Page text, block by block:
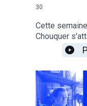
30
Cette
Chouquer
Baker, avec
droit de se
principaux au
des classes
cet épisode
« Au boulot !